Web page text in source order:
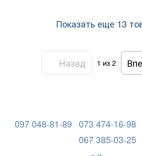
Показать еще 13
Назад 1 из 2
097 048-81-89 073 474-16-98
067 385-03-25